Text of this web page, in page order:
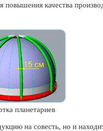
повышения качества
планетариев
на совесть, но и